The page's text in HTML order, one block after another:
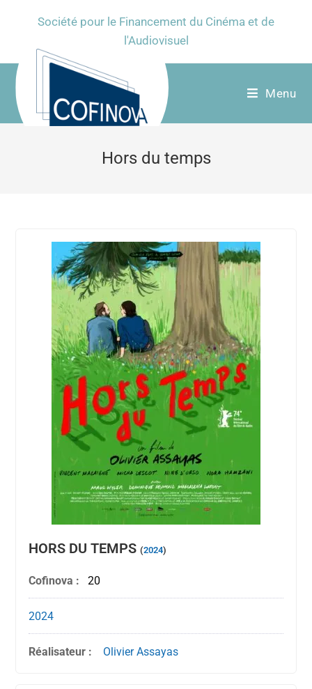
Société pour le Financement du Cinéma et de
l'Audiovisuel
Menu
Hors du temps
HORS DU TEMPS(2024)
Cofinova : 20
2024
Réalisateur : Olivier Assayas